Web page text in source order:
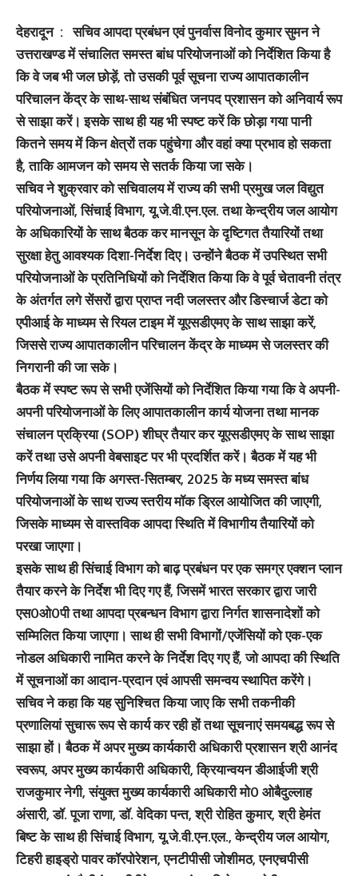
देहरादून : सचिव आपदा प्रबंधन एवं पुनर्वास विनोद कुमार सुमन ने
उत्तराखण्ड में संचालित समस्त बांध परियोजनाओं को निर्देशित किया है
कि वे जब भी जल छोड़ें, तो उसकी पूर्व सूचना राज्य आपातकालीन
परिचालन केंद्र के साथ-साथ संबंधित जनपद प्रशासन को अनिवार्य रूप
से साझा करें। इसके साथ ही यह भी स्पष्ट करें कि छोड़ा गया पानी
कितने समय में किन क्षेत्रों तक पहुंचेगा और वहां क्या प्रभाव हो सकता
है, ताकि आमजन को समय से सतर्क किया जा सके।
सचिव ने शुक्रवार को सचिवालय में राज्य की सभी प्रमुख जल विद्युत
परियोजनाओं, सिंचाई विभाग, यू.जे.वी.एन.एल. तथा केन्द्रीय जल आयोग
के अधिकारियों के साथ बैठक कर मानसून के दृष्टिगत तैयारियों तथा
सुरक्षा हेतु आवश्यक दिशा-निर्देश दिए। उन्होंने बैठक में उपस्थित सभी
परियोजनाओं के प्रतिनिधियों को निर्देशित किया कि वे पूर्व चेतावनी तंत्र
के अंतर्गत लगे सेंसरों द्वारा प्राप्त नदी जलस्तर और डिस्चार्ज डेटा को
एपीआई के माध्यम से रियल टाइम में यूएसडीएमए के साथ साझा करें,
जिससे राज्य आपातकालीन परिचालन केंद्र के माध्यम से जलस्तर की
निगरानी की जा सके।
बैठक में स्पष्ट रूप से सभी एजेंसियों को निर्देशित किया गया कि वे अपनी-
अपनी परियोजनाओं के लिए आपातकालीन कार्य योजना तथा मानक
संचालन प्रक्रिया (SOP) शीघ्र तैयार कर यूएसडीएमए के साथ साझा
करें तथा उसे अपनी वेबसाइट पर भी प्रदर्शित करें। बैठक में यह भी
निर्णय लिया गया कि अगस्त-सितम्बर, 2025 के मध्य समस्त बांध
परियोजनाओं के साथ राज्य स्तरीय मॉक ड्रिल आयोजित की जाएगी,
जिसके माध्यम से वास्तविक आपदा स्थिति में विभागीय तैयारियों को
परखा जाएगा।
इसके साथ ही सिंचाई विभाग को बाढ़ प्रबंधन पर एक समग्र एक्शन प्लान
तैयार करने के निर्देश भी दिए गए हैं, जिसमें भारत सरकार द्वारा जारी
एस0ओ0पी तथा आपदा प्रबन्धन विभाग द्वारा निर्गत शासनादेशों को
सम्मिलित किया जाएगा। साथ ही सभी विभागों/एजेंसियों को एक-एक
नोडल अधिकारी नामित करने के निर्देश दिए गए हैं, जो आपदा की स्थिति
में सूचनाओं का आदान-प्रदान एवं आपसी समन्वय स्थापित करेंगे।
सचिव ने कहा कि यह सुनिश्चित किया जाए कि सभी तकनीकी
प्रणालियां सुचारू रूप से कार्य कर रही हों तथा सूचनाएं समयबद्ध रूप से
साझा हों। बैठक में अपर मुख्य कार्यकारी अधिकारी प्रशासन श्री आनंद
स्वरूप, अपर मुख्य कार्यकारी अधिकारी, क्रियान्वयन डीआईजी श्री
राजकुमार नेगी, संयुक्त मुख्य कार्यकारी अधिकारी मो0 ओबैदुल्लाह
अंसारी, डॉ. पूजा राणा, डॉ. वेदिका पन्त, श्री रोहित कुमार, श्री हेमंत
बिष्ट के साथ ही सिंचाई विभाग, यू.जे.वी.एन.एल., केन्द्रीय जल आयोग,
टिहरी हाइड्रो पावर कॉरपोरेशन, एनटीपीसी जोशीमठ, एनएचपीसी